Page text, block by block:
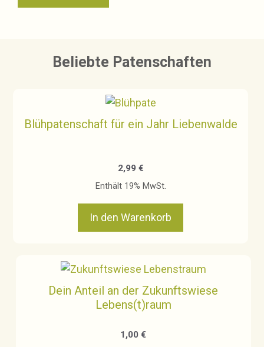
Beliebte Patenschaften
Blühpatenschaft für ein Jahr Liebenwalde
2,99 €
Enthält 19% MwSt.
In den Warenkorb
Dein Anteil an der Zukunftswiese
Lebens(t)raum
1,00€